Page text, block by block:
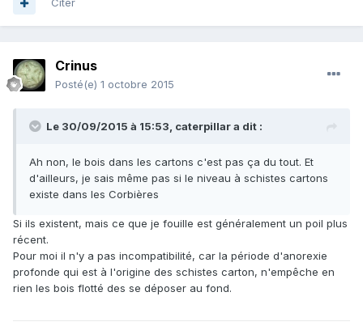
Citer
Crinus
Posté(e) 1 octobre 2015
Le 30/09/2015 à 15:53, caterpillar a dit :
Ah non, le bois dans les cartons c'est pas ça du tout. Et
d'ailleurs, je sais même pas si le niveau à schistes cartons
existe dans les Corbières
Si ils existent, mais ce que je fouille est généralement un poil plus
récent.
Pour moi il n'y a pas incompatibilité, car la période d'anorexie
profonde qui est à l'origine des schistes carton, n'empêche en
rien les bois flotté des se déposer au fond.